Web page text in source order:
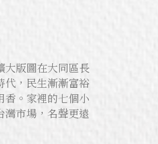
大版圖在大同區長
代，民生漸漸富裕
香。家裡的七個小
灣市場，名聲更遠